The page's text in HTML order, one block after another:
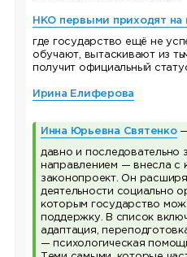
НКО первыми приходят на
где государство ещё не
обучают, вытаскивают из
получит официальный
Ирина Елиферова
Инна Юрьевна Святенко—
давно и последовательно
направлением — внесла с
законопроект. Он
деятельности социально
которым государство
поддержку. В список
адаптация,
— психологическая